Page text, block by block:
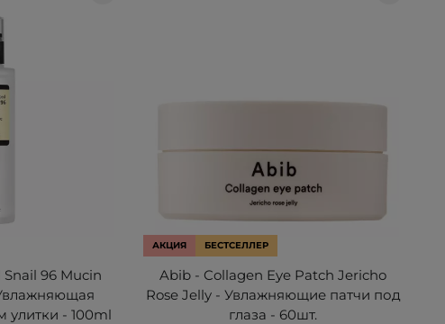
Snail 96 Mucin
улитки - 100ml
АКЦИЯ БЕСТСЕЛЛЕР
Abib - Collagen Eye Patch Jericho
Rose Jelly - Увлажняющие патчи под
глаза - 60шт.